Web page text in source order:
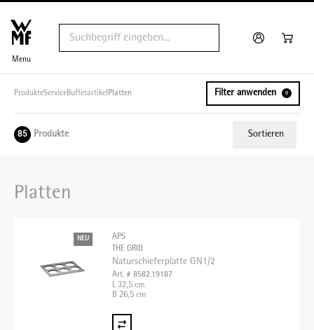
Menu
ProdukteServiceBuffetartikel Platten Filter anwenden 0
85 Produkte Sortieren
Platten
NEU
APS
THE GRID
Naturschieferplatte GN1/2
Art. # 8582.19187
L 32,5 cm
B 26,5 cm